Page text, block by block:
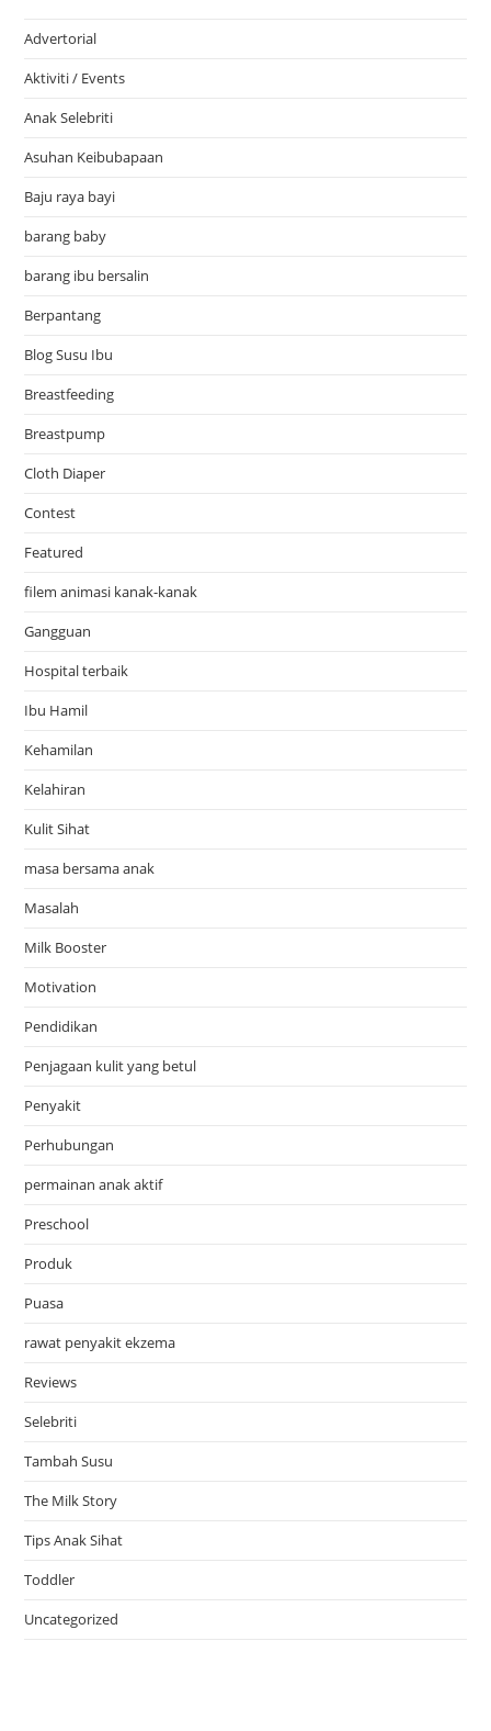
Advertorial
Aktiviti / Events
Anak Selebriti
Asuhan Keibubapaan
Baju raya bayi
barang baby
barang ibu bersalin
Berpantang
Blog Susu Ibu
Breastfeeding
Breastpump
Cloth Diaper
Contest
Featured
filem animasi kanak-kanak
Gangguan
Hospital terbaik
Ibu Hamil
Kehamilan
Kelahiran
Kulit Sihat
masa bersama anak
Masalah
Milk Booster
Motivation
Pendidikan
Penjagaan kulit yang betul
Penyakit
Perhubungan
permainan anak aktif
Preschool
Produk
Puasa
rawat penyakit ekzema
Reviews
Selebriti
Tambah Susu
The Milk Story
Tips Anak Sihat
Toddler
Uncategorized